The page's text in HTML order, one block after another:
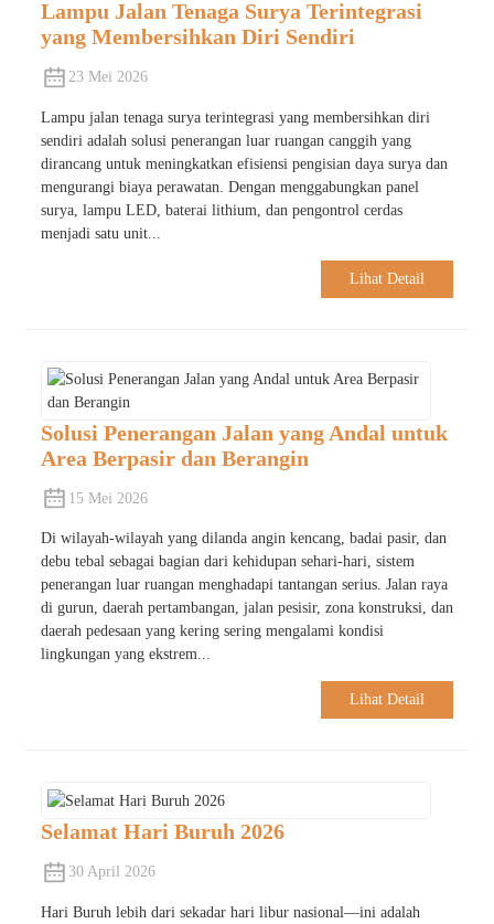
Lampu Jalan Tenaga Surya Terintegrasi
yang Membersihkan Diri Sendiri
23 Mei 2026
Lampu jalan tenaga surya terintegrasi yang membersihkan diri
sendiri adalah solusi penerangan luar ruangan canggih yang
dirancang untuk meningkatkan efisiensi pengisian daya surya dan
mengurangi biaya perawatan. Dengan menggabungkan panel
surya, lampu LED, baterai lithium, dan pengontrol cerdas
menjadi satu unit...
Lihat Detail
Solusi Penerangan Jalan yang Andal untuk
Area Berpasir dan Berangin
15 Mei 2026
Di wilayah-wilayah yang dilanda angin kencang, badai pasir, dan
debu tebal sebagai bagian dari kehidupan sehari-hari, sistem
penerangan luar ruangan menghadapi tantangan serius. Jalan raya
di gurun, daerah pertambangan, jalan pesisir, zona konstruksi, dan
daerah pedesaan yang kering sering mengalami kondisi
lingkungan yang ekstrem...
Lihat Detail
Selamat Hari Buruh 2026
30 April 2026
Hari Buruh lebih dari sekadar hari libur nasional—ini adalah